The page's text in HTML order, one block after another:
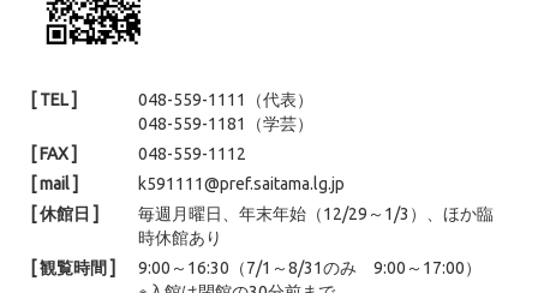
[ TEL ]
048-559-1111（代表）
048-559-1181（学芸）
[ FAX ]
048-559-1112
[ mail ]
k591111@pref.saitama.lg.jp
[ 休館日 ]
毎週月曜日、年末年始（12/29～1/3）、ほか臨
時休館あり
[ 観覧時間 ]
9:00～16:30（7/1～8/31のみ 9:00～17:00）